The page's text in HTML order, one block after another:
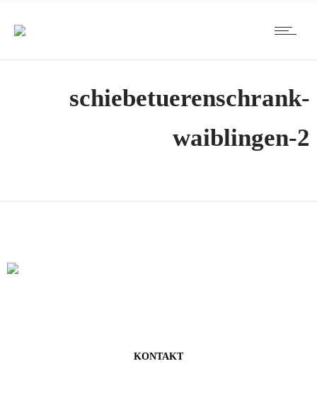
schiebetuerenschrank-
waiblingen-2
KONTAKT